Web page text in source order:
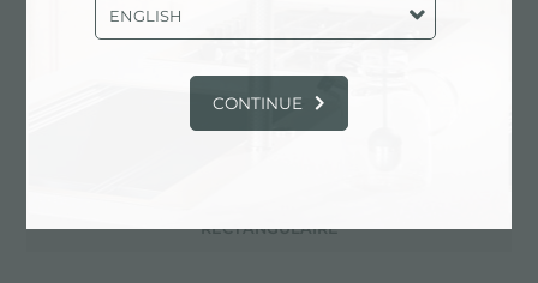
FEUX DE BATEAU
RECTANGULAIRE
ENGLISH
CONTINUE